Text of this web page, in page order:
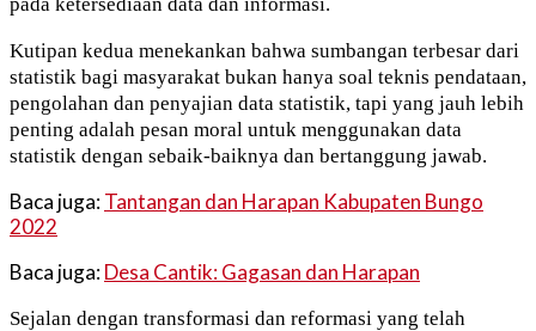
Kutipan kedua menekankan bahwa sumbangan terbesar dari
statistik bagi masyarakat bukan hanya soal teknis pendataan,
pengolahan dan penyajian data statistik, tapi yang jauh lebih
penting adalah pesan moral untuk menggunakan data
statistik dengan sebaik-baiknya dan bertanggung jawab.
Baca juga:Tantangan dan Harapan Kabupaten Bungo
2022
Baca juga:Desa Cantik: Gagasan dan Harapan
Sejalan dengan transformasi dan reformasi yang telah